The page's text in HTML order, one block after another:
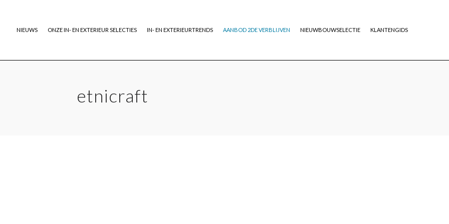
NIEUWS ONZE IN- EN EXTERIEUR SELECTIES IN- EN EXTERIEURTRENDS AANBOD 2DE VERBLIJVEN NIEUWBOUWSELECTIE KLANTENGIDS
etnicraft